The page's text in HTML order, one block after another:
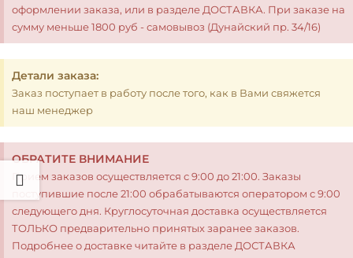
оформлении заказа, или в разделе ДОСТАВКА. При заказе на
сумму меньше 1800 руб - самовывоз (Дунайский пр. 34/16)
Детали заказа:
Заказ поступает в работу после того, как в Вами свяжется
наш менеджер
ОБРАТИТЕ ВНИМАНИЕ
Прием заказов осуществляется с 9:00 до 21:00. Заказы
поступившие после 21:00 обрабатываются оператором с 9:00
следующего дня. Круглосуточная доставка осуществляется
ТОЛЬКО предварительно принятых заранее заказов.
Подробнее о доставке читайте в разделе ДОСТАВКА